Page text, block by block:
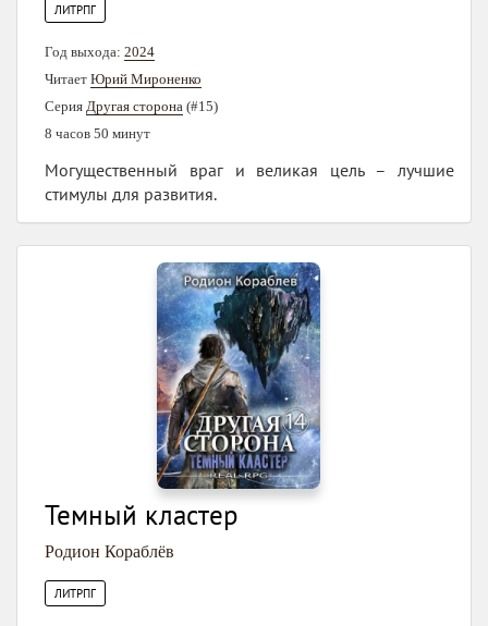
ЛИТРПГ
Год выхода: 2024
Читает Юрий Мироненко
Серия Другая сторона (#15)
8 часов 50 минут
Могущественный враг и великая цель – лучшие
стимулы для развития.
Темный кластер
Родион Кораблёв
ЛИТРПГ